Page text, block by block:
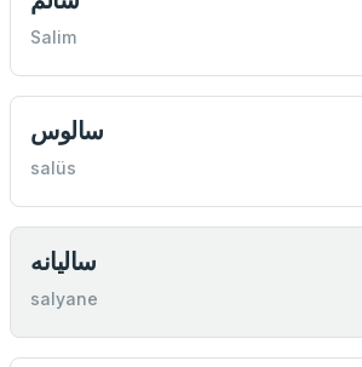
Salim
سالوس
salüs
ساليانه
salyane